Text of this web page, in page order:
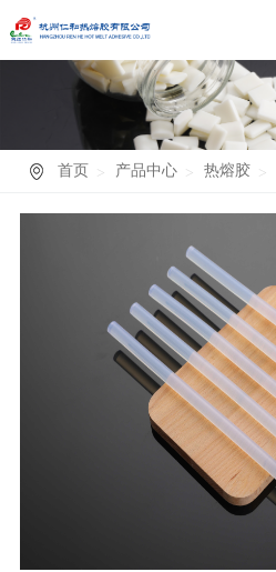
首页 产品中心 热熔胶